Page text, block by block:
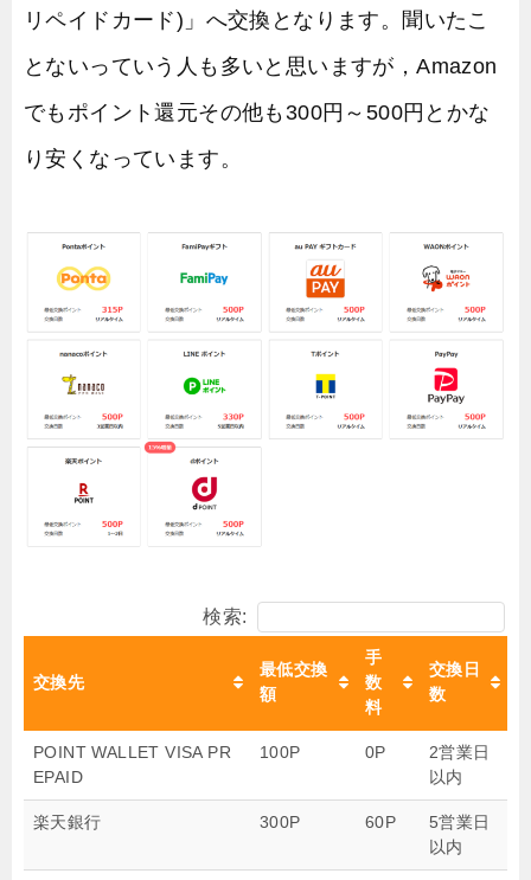
リペイドカード)」へ交換となります。聞いたこ
とないっていう人も多いと思いますが，Amazon
でもポイント還元その他も300円～500円とかな
り安くなっています。
検索:
交換先
最低交換
額
手
数
料
交換日
数
POINT WALLET VISA PR
EPAID
100P 0P
2営業日
以内
楽天銀行 300P 60P
5営業日
以内